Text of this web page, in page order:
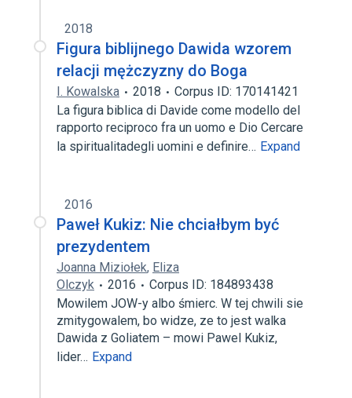
2018
Figura biblijnego Dawida wzorem
relacji mężczyzny do Boga
I. Kowalska 2018
Corpus ID: 170141421
La figura biblica di Davide come modello del
rapporto reciproco fra un uomo e Dio Cercare
la spiritualitadegli uomini e definire… Expand
2016
Paweł Kukiz: Nie chciałbym być
prezydentem
Joanna Miziołek, Eliza
Olczyk
2016
Corpus ID: 184893438
Mowilem JOW-y albo śmierc. W tej chwili sie
zmitygowalem, bo widze, ze to jest walka
Dawida z Goliatem – mowi Pawel Kukiz,
lider… Expand